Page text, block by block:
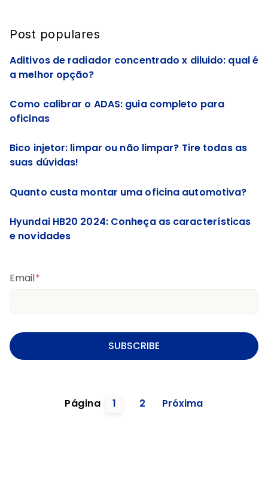
Post populares
Aditivos de radiador concentrado x diluido: qual é
a melhor opção?
Como calibrar o ADAS: guia completo para
oficinas
Bico injetor: limpar ou não limpar? Tire todas as
suas dúvidas!
Quanto custa montar uma oficina automotiva?
Hyundai HB20 2024: Conheça as características
e novidades
Email*
Página 1 2 Próxima